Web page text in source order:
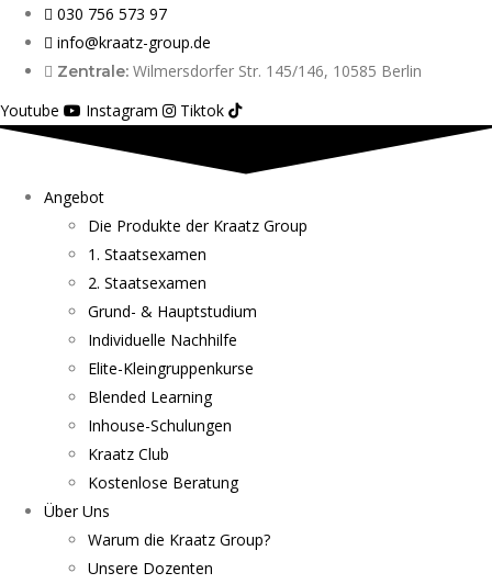
030 756 573 97
info@kraatz-group.de
Zentrale: Wilmersdorfer Str. 145/146, 10585 Berlin
Youtube
Instagram Tiktok
Angebot
Die Produkte der Kraatz Group
1. Staatsexamen
2. Staatsexamen
Grund- & Hauptstudium
Individuelle Nachhilfe
Elite-Kleingruppenkurse
Blended Learning
Inhouse-Schulungen
Kraatz Club
Kostenlose Beratung
Über Uns
Warum die Kraatz Group?
Unsere Dozenten